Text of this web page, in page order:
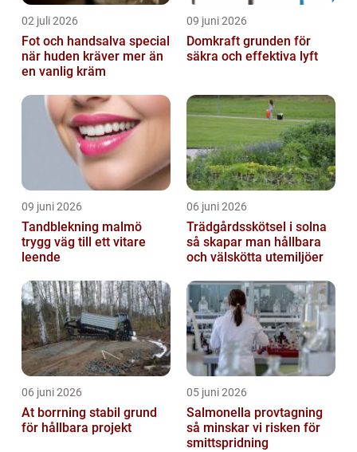
02 juli 2026
Fot och handsalva special
när huden kräver mer än
en vanlig kräm
09 juni 2026
Domkraft grunden för
säkra och effektiva lyft
09 juni 2026
Tandblekning malmö
trygg väg till ett vitare
leende
06 juni 2026
Trädgårdsskötsel i solna
så skapar man hållbara
och välskötta utemiljöer
06 juni 2026
At borrning stabil grund
för hållbara projekt
05 juni 2026
Salmonella provtagning
så minskar vi risken för
smittspridning